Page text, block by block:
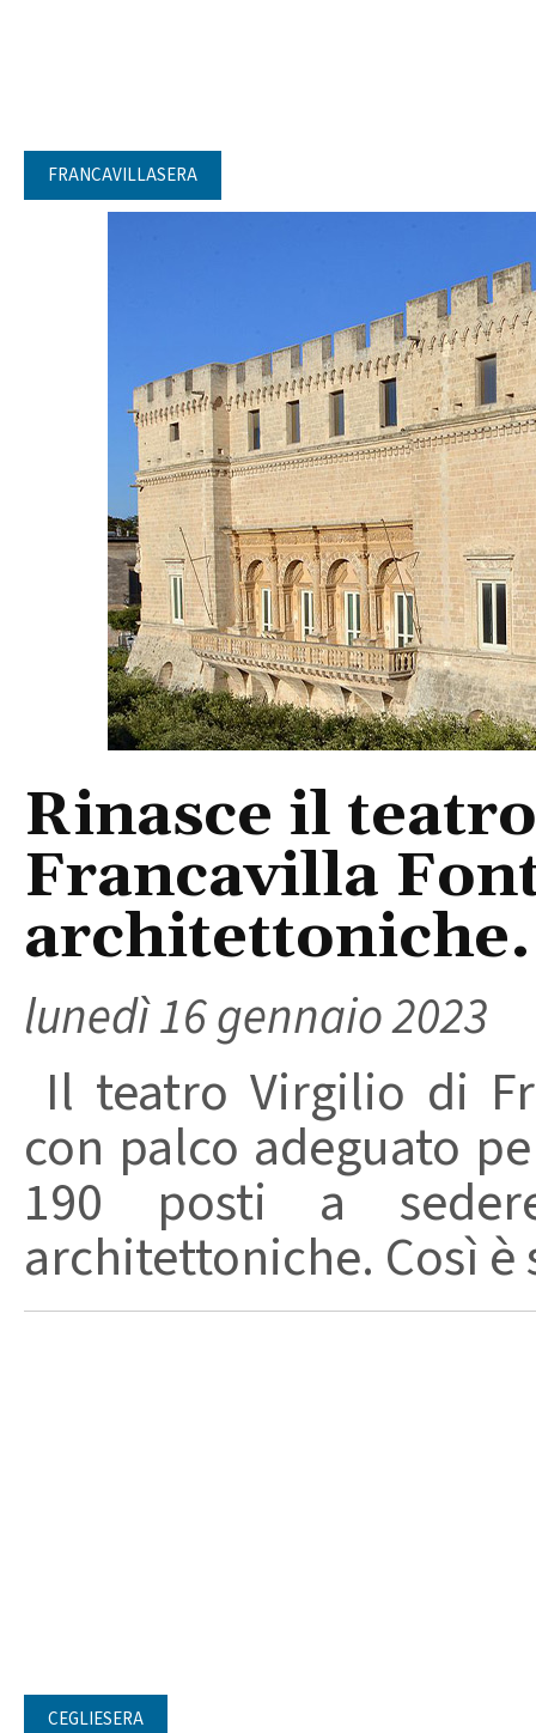
FRANCAVILLASERA
Rinasce il
Francavilla
architettoniche.
lunedì 16 gennaio 2023
Il teatro Virgilio di
con palco adeguato
190 posti a
architettoniche. Così
CEGLIESERA